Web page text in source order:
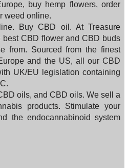
buy hemp flowers, order
weed online.
Buy CBD oil. At Treasure
best CBD flower and CBD buds
from. Sourced from the finest
and the US, all our CBD
UK/EU legislation containing
oils, and CBD oils. We sell a
products. Stimulate your
the endocannabinoid system